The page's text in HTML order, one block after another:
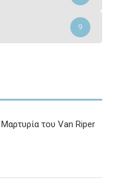
9
του Van Riper